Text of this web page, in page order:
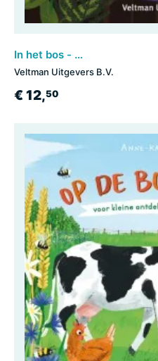
In het bos - voor kleine ontdekkingsreizigers
Veltman Uitgevers B.V.
€ 12,50